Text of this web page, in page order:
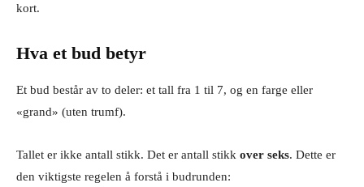
kort.
Hva et bud betyr
Et bud består av to deler: et tall fra 1 til 7, og en farge eller
«grand» (uten trumf).
Tallet er ikke antall stikk. Det er antall stikk over seks. Dette er
den viktigste regelen å forstå i budrunden: